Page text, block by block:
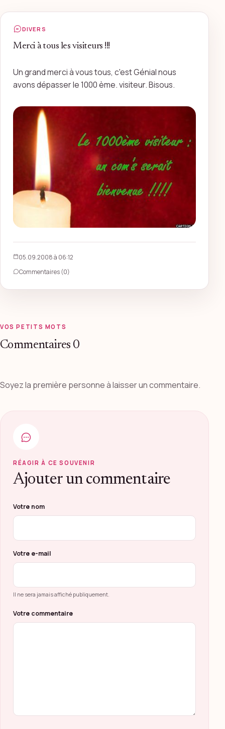
DIVERS
Merci à tous les visiteurs !!!
Un grand merci à vous tous, c'est Génial nous
avons dépasser le 1000 ème. visiteur. Bisous.
05.09.2008 à 06:12
Commentaires (0)
VOS PETITS MOTS
Commentaires 0
Soyez la première personne à laisser un commentaire.
RÉAGIR À CE SOUVENIR
Ajouter un commentaire
Ne pas remplir ce champ
Votre nom
Votre e-mail
Il ne sera jamais affiché publiquement.
Votre commentaire